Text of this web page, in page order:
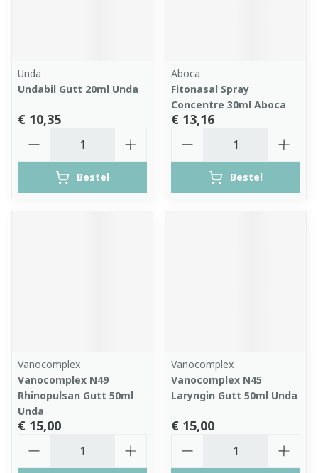
Unda
Undabil Gutt 20ml Unda
€ 10,35
Bestel
Aboca
Fitonasal Spray
Concentre 30ml Aboca
€ 13,16
Bestel
Vanocomplex
Vanocomplex N49
Rhinopulsan Gutt 50ml
Unda
€ 15,00
Vanocomplex
Vanocomplex N45
Laryngin Gutt 50ml Unda
€ 15,00